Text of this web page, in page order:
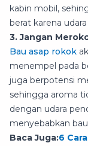
kabin mobil,
berat karena
3. Jangan
Bau asap rokok
menempel pada
juga berpotensi
sehingga aroma
dengan udara
menyebabkan
Baca Juga:6